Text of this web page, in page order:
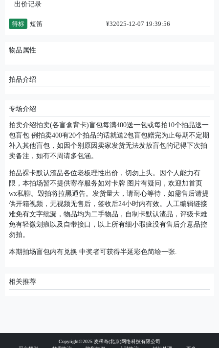
出价记录
得标 短笛 ¥32025-12-07 19:39:56
物品属性
拍品介绍
专场介绍
拍卖介绍拍卖(各盲盒背卡)盲包每满400送一包或每拍10个拍品送一
包盲包 例拍卖400有20个拍品的话就送2包盲包赠完为止每期不定期
补入其他盲包，如因个别原因卖家发货无法发放盲包的记得下次拍
卖备注，如有不周请多包涵。
拍品裸卡默认渣品各位老板理性出价，切勿上头。因个人能力有
限，本拍场暂不提供寄存服务如对卡牌 图片有疑问，欢迎加首页
wx私聊。毁拍将拉黑通告。发货量大，请耐心等待，如需售后请提
供开箱视频，无视频无售后，签收后24小时内有效。人工编辑链接
难免有文字纰漏，物品均为二手物品，自制卡默认渣品，评级卡难
免有轻微划痕以及自带接口，以上所有细小瑕疵没有售后介意品控
勿拍。
本期拍场盲包内有兑换 中奖者可获得半延彩色简绘一张.
相关推荐
Copyright©2025 麦稀奇(北京)网络科技有限公司